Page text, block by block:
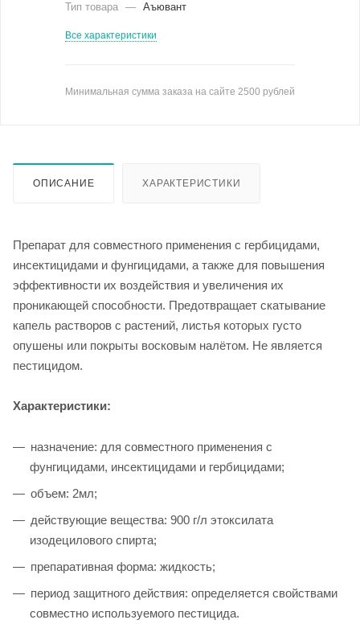
Тип товара — Аъювант
Все характеристики
Минимальная сумма заказа на сайте 2500 рублей
ОПИСАНИЕ ХАРАКТЕРИСТИКИ
Препарат для совместного применения с гербицидами,
инсектицидами и фунгицидами, а также для повышения
эффективности их воздействия и увеличения их
проникающей способности. Предотвращает скатывание
капель растворов с растений, листья которых густо
опушены или покрыты восковым налётом. Не является
пестицидом.
Характеристики:
назначение: для совместного применения с
фунгицидами, инсектицидами и гербицидами;
объем: 2мл;
действующие вещества: 900 г/л этоксилата
изодецилового спирта;
препаративная форма: жидкость;
период защитного действия: определяется свойствами
совместно используемого пестицида.